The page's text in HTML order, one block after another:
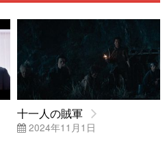
十一人の賊軍
2024年11月1日